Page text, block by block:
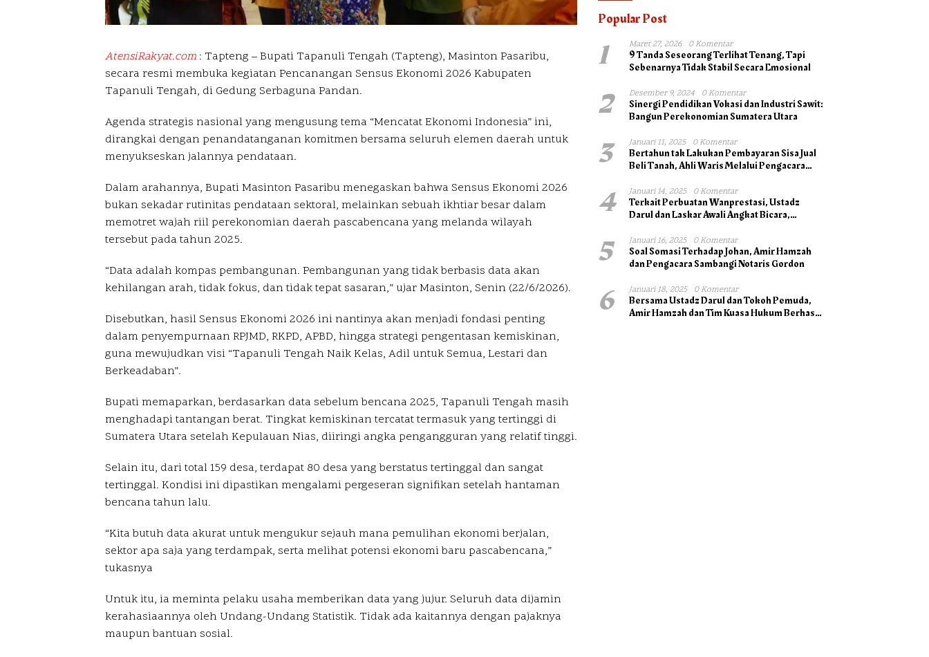
AtensiRakyat.com : Tapteng – Bupati Tapanuli Tengah (Tapteng), Masinton Pasaribu,
secara resmi membuka kegiatan Pencanangan Sensus Ekonomi 2026 Kabupaten
Tapanuli Tengah, di Gedung Serbaguna Pandan.
Agenda strategis nasional yang mengusung tema “Mencatat Ekonomi Indonesia” ini,
dirangkai dengan penandatanganan komitmen bersama seluruh elemen daerah untuk
menyukseskan jalannya pendataan.
Dalam arahannya, Bupati Masinton Pasaribu menegaskan bahwa Sensus Ekonomi 2026
bukan sekadar rutinitas pendataan sektoral, melainkan sebuah ikhtiar besar dalam
memotret wajah riil perekonomian daerah pascabencana yang melanda wilayah
tersebut pada tahun 2025.
“Data adalah kompas pembangunan. Pembangunan yang tidak berbasis data akan
kehilangan arah, tidak fokus, dan tidak tepat sasaran,” ujar Masinton, Senin (22/6/2026).
Disebutkan, hasil Sensus Ekonomi 2026 ini nantinya akan menjadi fondasi penting
dalam penyempurnaan RPJMD, RKPD, APBD, hingga strategi pengentasan kemiskinan,
guna mewujudkan visi “Tapanuli Tengah Naik Kelas, Adil untuk Semua, Lestari dan
Berkeadaban”.
Bupati memaparkan, berdasarkan data sebelum bencana 2025, Tapanuli Tengah masih
menghadapi tantangan berat. Tingkat kemiskinan tercatat termasuk yang tertinggi di
Sumatera Utara setelah Kepulauan Nias, diiringi angka pengangguran yang relatif tinggi.
Selain itu, dari total 159 desa, terdapat 80 desa yang berstatus tertinggal dan sangat
tertinggal. Kondisi ini dipastikan mengalami pergeseran signifikan setelah hantaman
bencana tahun lalu.
“Kita butuh data akurat untuk mengukur sejauh mana pemulihan ekonomi berjalan,
sektor apa saja yang terdampak, serta melihat potensi ekonomi baru pascabencana,”
tukasnya
Untuk itu, ia meminta pelaku usaha memberikan data yang jujur. Seluruh data dijamin
kerahasiaannya oleh Undang-Undang Statistik. Tidak ada kaitannya dengan pajaknya
maupun bantuan sosial.
Popular Post
1 Maret 27, 2026 0 Komentar
9 Tanda Seseorang Terlihat Tenang, Tapi
Sebenarnya Tidak Stabil Secara Emosional
2 Desember 9, 2024 0 Komentar
Sinergi Pendidikan Vokasi dan Industri Sawit:
Bangun Perekonomian Sumatera Utara
3 Januari 11, 2025 0 Komentar
Bertahun tak Lakukan Pembayaran Sisa Jual
Beli Tanah, Ahli Waris Melalui Pengacara
4 Januari 14, 2025 0 Komentar
Terkait Perbuatan Wanprestasi, Ustadz
Darul dan Laskar Awali Angkat Bicara,
5 Januari 16, 2025 0 Komentar
Soal Somasi Terhadap Johan, Amir Hamzah
dan Pengacara Sambangi Notaris Gordon
6 Januari 18, 2025 0 Komentar
Bersama Ustadz Darul dan Tokoh Pemuda,
Amir Hamzah dan Tim Kuasa Hukum Berhasil